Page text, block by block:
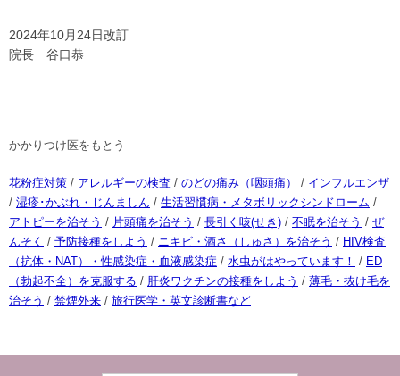
2024年10月24日改訂
院長 谷口恭
かかりつけ医をもとう
花粉症対策 / アレルギーの検査 / のどの痛み（咽頭痛） / インフルエンザ
/ 湿疹･かぶれ・じんましん / 生活習慣病・メタボリックシンドローム /
アトピーを治そう / 片頭痛を治そう / 長引く咳(せき) / 不眠を治そう / ぜ
んそく / 予防接種をしよう / ニキビ・酒さ（しゅさ）を治そう / HIV検査
（抗体・NAT）・性感染症・血液感染症 / 水虫がはやっています！ / ED
（勃起不全）を克服する / 肝炎ワクチンの接種をしよう / 薄毛・抜け毛を
治そう / 禁煙外来 / 旅行医学・英文診断書など